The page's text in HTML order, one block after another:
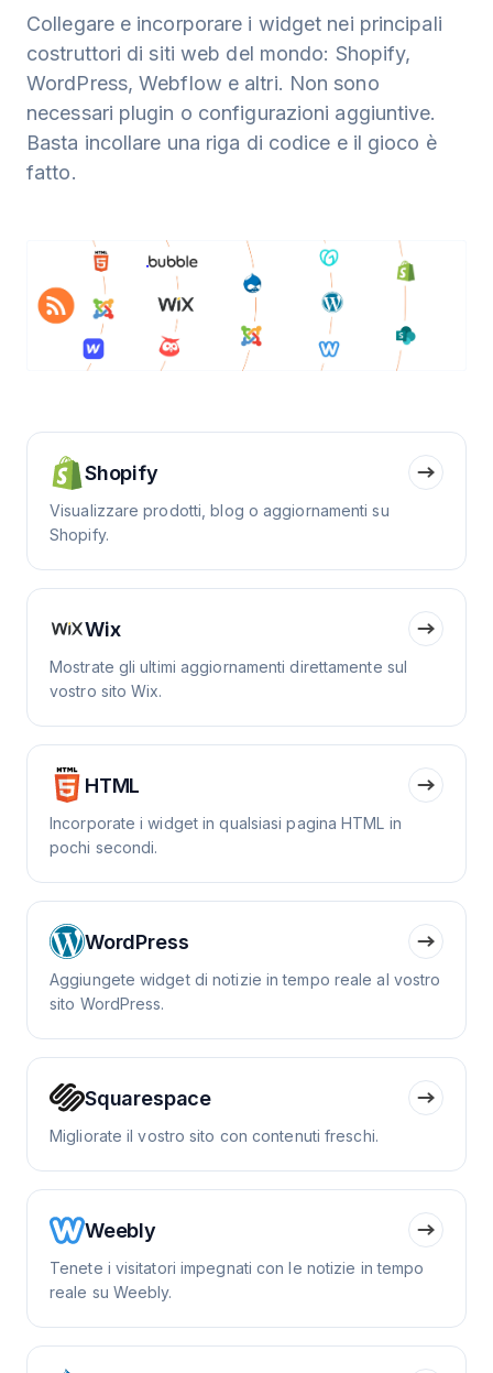
Collegare e incorporare i widget nei principali
costruttori di siti web del mondo: Shopify,
WordPress, Webflow e altri. Non sono
necessari plugin o configurazioni aggiuntive.
Basta incollare una riga di codice e il gioco è
fatto.
Shopify
Visualizzare prodotti, blog o aggiornamenti su
Shopify.
Wix
Mostrate gli ultimi aggiornamenti direttamente sul
vostro sito Wix.
HTML
Incorporate i widget in qualsiasi pagina HTML in
pochi secondi.
WordPress
Aggiungete widget di notizie in tempo reale al vostro
sito WordPress.
Squarespace
Migliorate il vostro sito con contenuti freschi.
Weebly
Tenete i visitatori impegnati con le notizie in tempo
reale su Weebly.